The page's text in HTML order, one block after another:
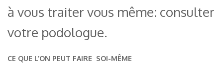
à vous traiter vous même: consulter
votre podologue.
CE QUE L’ON PEUT FAIRE SOI-MÊME